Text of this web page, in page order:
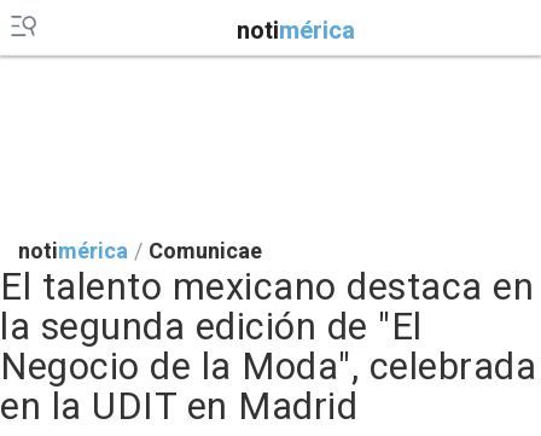
notimérica
notimérica/ Comunicae
El talento mexicano destaca en
la segunda edición de "El
Negocio de la Moda", celebrada
en la UDIT en Madrid